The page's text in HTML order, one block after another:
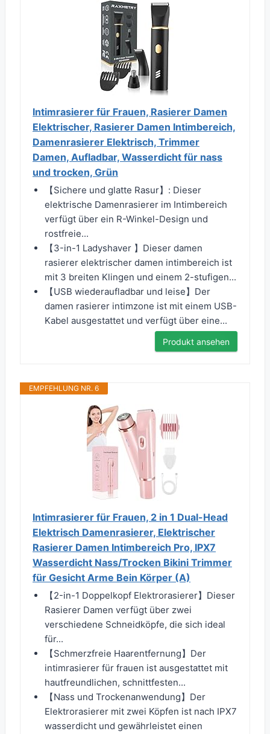
Intimrasierer für Frauen, Rasierer Damen
Elektrischer, Rasierer Damen Intimbereich,
Damenrasierer Elektrisch, Trimmer
Damen, Aufladbar, Wasserdicht für nass
und trocken, Grün
【Sichere und glatte Rasur】: Dieser
elektrische Damenrasierer im Intimbereich
verfügt über ein R-Winkel-Design und
rostfreie...
【3-in-1 Ladyshaver 】Dieser damen
rasierer elektrischer damen intimbereich ist
mit 3 breiten Klingen und einem 2-stufigen...
【USB wiederaufladbar und leise】Der
damen rasierer intimzone ist mit einem USB-
Kabel ausgestattet und verfügt über eine...
Produkt ansehen
EMPFEHLUNG NR. 6
Intimrasierer für Frauen, 2 in 1 Dual-Head
Elektrisch Damenrasierer, Elektrischer
Rasierer Damen Intimbereich Pro, IPX7
Wasserdicht Nass/Trocken Bikini Trimmer
für Gesicht Arme Bein Körper (A)
【2-in-1 Doppelkopf Elektrorasierer】Dieser
Rasierer Damen verfügt über zwei
verschiedene Schneidköpfe, die sich ideal
für...
【Schmerzfreie Haarentfernung】Der
intimrasierer für frauen ist ausgestattet mit
hautfreundlichen, schnittfesten...
【Nass und Trockenanwendung】Der
Elektrorasierer mit zwei Köpfen ist nach IPX7
wasserdicht und gewährleistet einen